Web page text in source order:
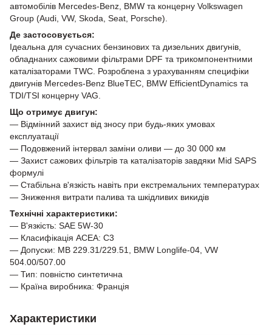
автомобілів Mercedes-Benz, BMW та концерну Volkswagen
Group (Audi, VW, Skoda, Seat, Porsche).
Де застосовується:
Ідеальна для сучасних бензинових та дизельних двигунів,
обладнаних сажовими фільтрами DPF та трикомпонентними
каталізаторами TWC. Розроблена з урахуванням специфіки
двигунів Mercedes-Benz BlueTEC, BMW EfficientDynamics та
TDI/TSI концерну VAG.
Що отримує двигун:
— Відмінний захист від зносу при будь-яких умовах
експлуатації
— Подовжений інтервал заміни оливи — до 30 000 км
— Захист сажових фільтрів та каталізаторів завдяки Mid SAPS
формулі
— Стабільна в'язкість навіть при екстремальних температурах
— Зниження витрати палива та шкідливих викидів
Технічні характеристики:
— В'язкість: SAE 5W-30
— Класифікація ACEA: C3
— Допуски: MB 229.31/229.51, BMW Longlife-04, VW
504.00/507.00
— Тип: повністю синтетична
— Країна виробника: Франція
Характеристики